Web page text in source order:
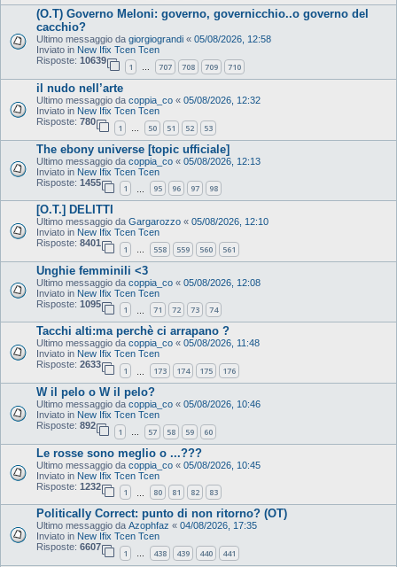
(O.T) Governo Meloni: governo, governicchio..o governo del
cacchio?
Ultimo messaggio da giorgiograndi « 05/08/2026, 12:58
Inviato in New Ifix Tcen Tcen
Risposte: 10639
1 … 707 708 709 710
il nudo nell’arte
Ultimo messaggio da coppia_co « 05/08/2026, 12:32
Inviato in New Ifix Tcen Tcen
Risposte: 780
1 50 51 52 53
The ebony universe [topic ufficiale]
Ultimo messaggio da coppia_co « 05/08/2026, 12:13
Inviato in New Ifix Tcen Tcen
Risposte: 1455
1 95 96 97 98
[O.T.] DELITTI
Ultimo messaggio da Gargarozzo « 05/08/2026, 12:10
Inviato in New Ifix Tcen Tcen
Risposte: 8401
1 … 558 559 560 561
Unghie femminili <3
Ultimo messaggio da coppia_co « 05/08/2026, 12:08
Inviato in New Ifix Tcen Tcen
Risposte: 1095
1 71 72 73 74
Tacchi alti:ma perchè ci arrapano ?
Ultimo messaggio da coppia_co « 05/08/2026, 11:48
Inviato in New Ifix Tcen Tcen
Risposte: 2633
1 173 174 175 176
W il pelo o W il pelo?
Ultimo messaggio da coppia_co « 05/08/2026, 10:46
Inviato in New Ifix Tcen Tcen
Risposte: 892
1 … 57 58 59 60
Le rosse sono meglio o ...???
Ultimo messaggio da coppia_co « 05/08/2026, 10:45
Inviato in New Ifix Tcen Tcen
Risposte: 1232
1 80 81 82 83
Politically Correct: punto di non ritorno? (OT)
Ultimo messaggio da Azophfaz « 04/08/2026, 17:35
Inviato in New Ifix Tcen Tcen
Risposte: 6607
1 … 438 439 440 441